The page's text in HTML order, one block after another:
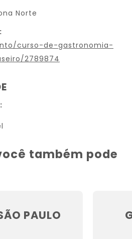
Norte
curso-de-gastronomia-
2789874
também pode
PAULO